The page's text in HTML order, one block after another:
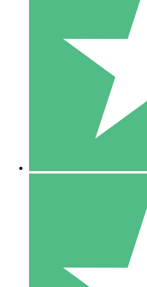
Individuele
Betaal per gebruik met
10
20